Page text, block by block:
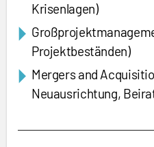
Krisenlagen)
Projektbeständen)
Mergers and
Neuausrichtung,